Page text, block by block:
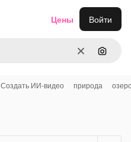
ОчиститьПоиск
Цены Войти
Создать ИИ-видео природа